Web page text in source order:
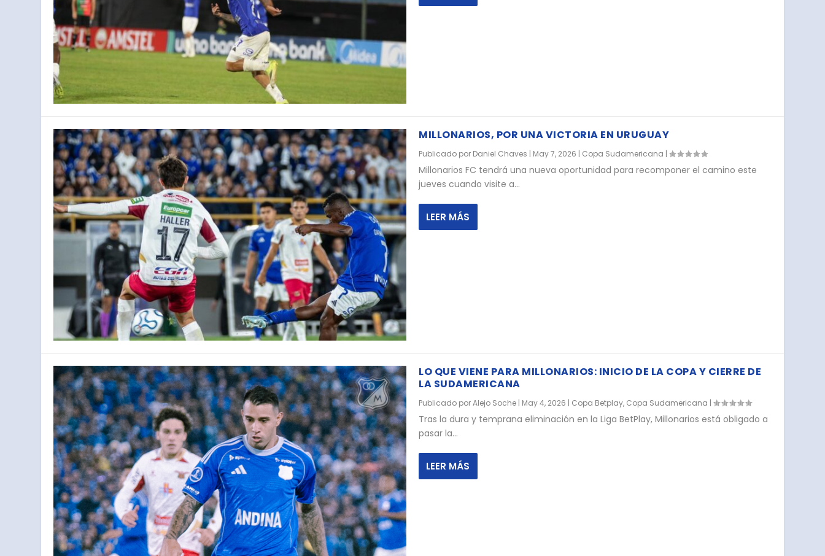
MILLONARIOS, POR UNA VICTORIA EN URUGUAY
Publicado por Daniel Chaves | May 7, 2026 | Copa Sudamericana |
Millonarios FC tendrá una nueva oportunidad para recomponer el camino este
jueves cuando visite a...
LEER MÁS
LO QUE VIENE PARA MILLONARIOS: INICIO DE LA COPA Y CIERRE DE
LA SUDAMERICANA
Publicado porAlejo Soche | May 4, 2026 | Copa Betplay, Copa Sudamericana |
Tras la dura y temprana eliminación en la Liga BetPlay, Millonarios está obligado a
pasar la...
LEER MÁS